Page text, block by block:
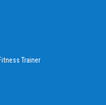
Trainer